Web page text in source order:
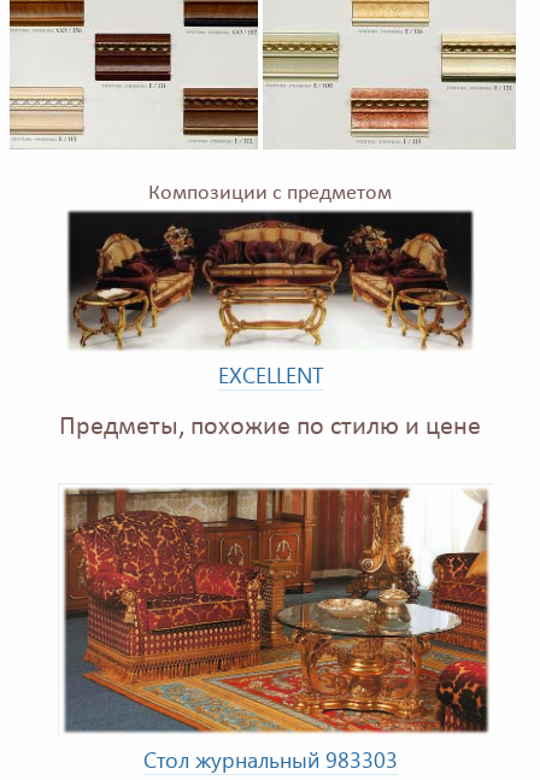
Композиции с предметом
EXCELLENT
Предметы, похожие по стилю и цене
Стол журнальный 983303